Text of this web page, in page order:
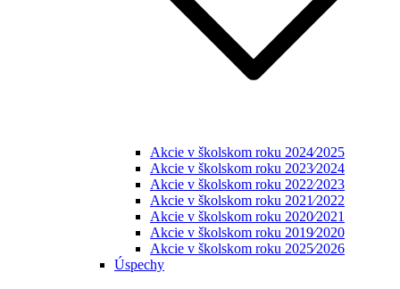
Akcie v školskom roku 2024⁄2025
Akcie v školskom roku 2023⁄2024
Akcie v školskom roku 2022⁄2023
Akcie v školskom roku 2021⁄2022
Akcie v školskom roku 2020⁄2021
Akcie v školskom roku 2019⁄2020
Akcie v školskom roku 2025⁄2026
Úspechy